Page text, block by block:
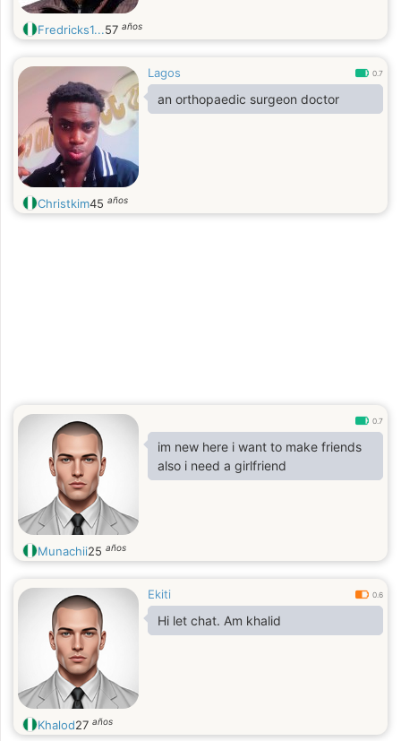
Fredricks1...57 años
Lagos 0.7
an orthopaedic surgeon doctor
Christkim45 años
0.7
im new here i want to make friends
also i need a girlfriend
Munachii25 años
Ekiti 0.6
Hi let chat. Am khalid
Khalod27 años